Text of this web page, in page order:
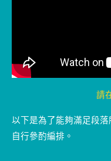
請
以下是為了能夠滿足段
自行參酌編排。